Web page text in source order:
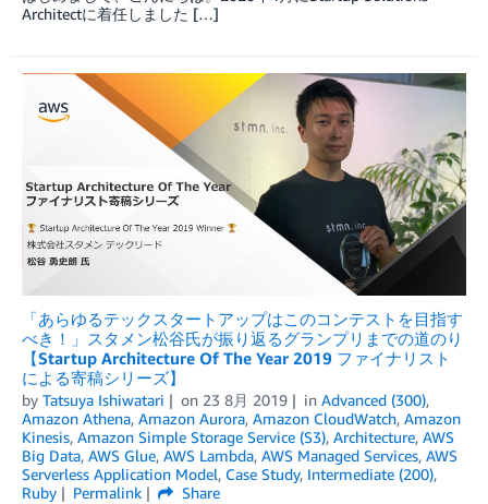
Architectに着任しました […]
「あらゆるテックスタートアップはこのコンテストを目指す
べき！」スタメン松谷氏が振り返るグランプリまでの道のり
【Startup Architecture Of The Year 2019 ファイナリスト
による寄稿シリーズ】
by Tatsuya Ishiwatari on 23 8月 2019 in Advanced (300),
Amazon Athena, Amazon Aurora, Amazon CloudWatch, Amazon
Kinesis, Amazon Simple Storage Service (S3), Architecture, AWS
Big Data, AWS Glue, AWS Lambda, AWS Managed Services, AWS
Serverless Application Model, Case Study, Intermediate (200),
Ruby
Permalink
Share